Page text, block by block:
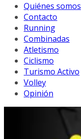
Quiénes somos
Contacto
Running
Combinadas
Atletismo
Ciclismo
Turismo Activo
Volley
Opinión